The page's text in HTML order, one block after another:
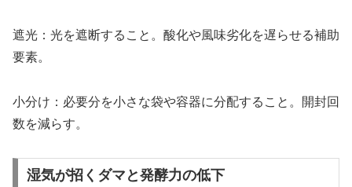
遮光：光を遮断すること。酸化や風味劣化を遅らせる補助
要素。
小分け：必要分を小さな袋や容器に分配すること。開封回
数を減らす。
湿気が招くダマと発酵力の低下